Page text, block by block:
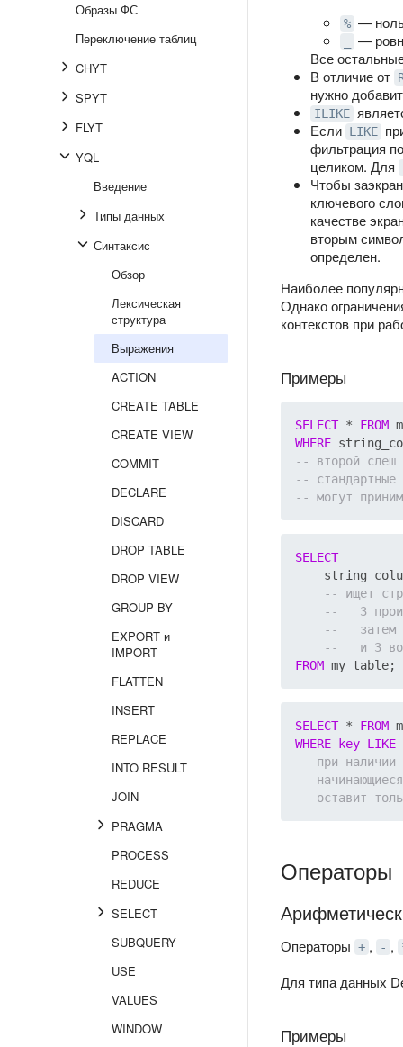
Образы ФС
Переключение таблиц
CHYT
SPYT
FLYT
YQL
Введение
Типы данных
Синтаксис
Обзор
Лексическая
структура
Выражения
ACTION
CREATE TABLE
CREATE VIEW
COMMIT
DECLARE
DISCARD
DROP TABLE
DROP VIEW
GROUP BY
EXPORT и
IMPORT
FLATTEN
INSERT
REPLACE
INTO RESULT
JOIN
PRAGMA
PROCESS
REDUCE
SELECT
SUBQUERY
USE
VALUES
WINDOW
% —
—
Все
В отличие от
нужно
ILIKE
Если LIKE
фильтрация
целиком. Для
Чтобы
ключевого
качестве
вторым
определен.
Наиболее
Однако
контекстов при
Примеры
SELECT * FROM
WHERE
SELECT
FROM
SELECT * FROM
WHERE
key LIKE
Операторы
Операторы + , - ,
Для типа данных
Примеры